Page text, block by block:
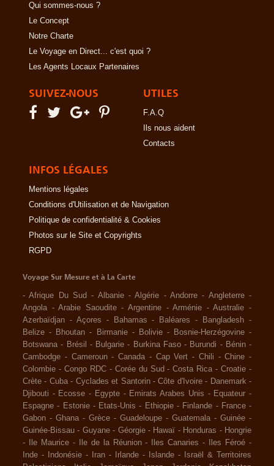
Qui sommes-nous ?
Le Concept
Notre Charte
Le Voyage en Direct... c'est quoi ?
Les Agents Locaux Partenaires
SUIVEZ-NOUS UTILES
F.A.Q
Ils nous aident
Contacts
INFOS LÉGALES
Mentions légales
Conditions d'Utilisation et de Navigation
Politique de confidentialité & Cookies
Photos sur le Site et Copyrights
RGPD
Voyage Sur Mesure et à La Carte
-Afrique Du Sud - Albanie -Algérie -Andorre - Angleterre -
Angola -Arabie Saoudite -Argentine -Arménie -Australie -
Azerbaïdjan - Açores - Bahamas - Baléares - Bangladesh -
Belize - Bhoutan - Birmanie - Bolivie - Bosnie-Herzégovine -
Botswana - Brésil - Bulgarie - Burkina Faso - Burundi - Bénin -
Cambodge - Cameroun - Canada - Cap Vert - Chili -Chine -
Colombie - Congo RDC - Corée du Sud -Costa Rica -Croatie -
Crète - Cuba - Cyclades et Santorin -Côte d'Ivoire - Danemark -
Djibouti - Ecosse - Egypte - Emirats Arabes Unis - Equateur -
Espagne - Estonie - Etats-Unis - Ethiopie - Finlande - France -
Gabon - Ghana - Grèce - Guadeloupe - Guatemala - Guinée -
Guinée-Bissau - Guyane - Géorgie - Hawaï - Honduras - Hongrie
-
Ile Maurice - Ile de la Réunion - Iles Canaries - Iles Féroé -
Inde - Indonésie - Iran - Irlande - Islande -
Israël & Territoires